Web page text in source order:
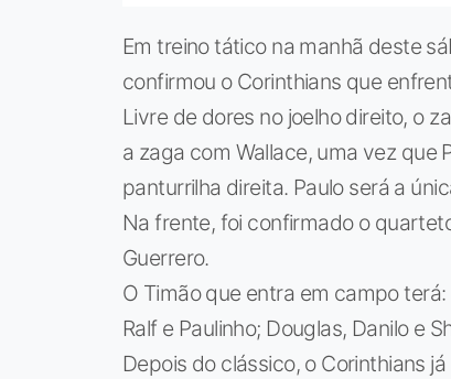
Em treino tático na manhã deste
confirmou o Corinthians que
Livre de dores no joelho direito, o
a zaga com Wallace, uma vez que
panturrilha direita. Paulo será a
Na frente, foi confirmado o
Guerrero.
O Timão que entra em campo
Ralf e Paulinho; Douglas, Danilo e
Depois do clássico, o Corinthians